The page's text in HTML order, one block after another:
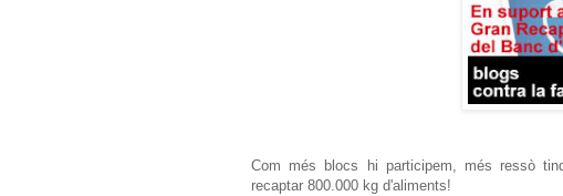
Com més blocs hi participem, més ressò
recaptar 800.000 kg d'aliments!